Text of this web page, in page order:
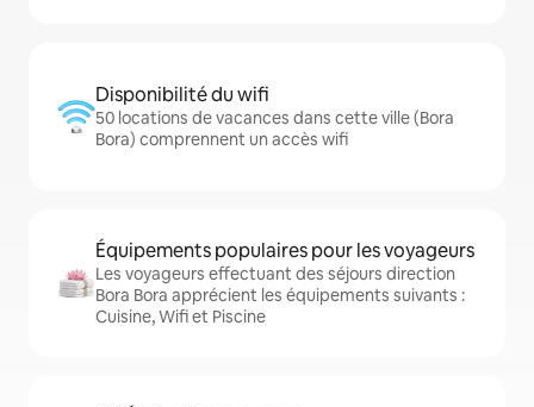
Disponibilité du wifi
50 locations de vacances dans cette ville (Bora
Bora) comprennent un accès wifi
Équipements populaires pour les voyageurs
Les voyageurs effectuant des séjours direction
Bora Bora apprécient les équipements suivants :
Cuisine, Wifi et Piscine